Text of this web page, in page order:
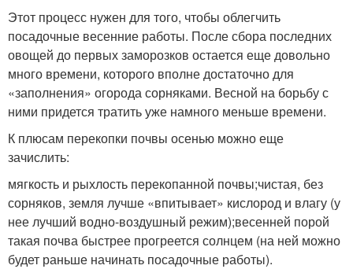
Этот процесс нужен для того, чтобы облегчить
посадочные весенние работы. После сбора последних
овощей до первых заморозков остается еще довольно
много времени, которого вполне достаточно для
«заполнения» огорода сорняками. Весной на борьбу с
ними придется тратить уже намного меньше времени.
К плюсам перекопки почвы осенью можно еще
зачислить:
мягкость и рыхлость перекопанной почвы;чистая, без
сорняков, земля лучше «впитывает» кислород и влагу (у
нее лучший водно-воздушный режим);весенней порой
такая почва быстрее прогреется солнцем (на ней можно
будет раньше начинать посадочные работы).